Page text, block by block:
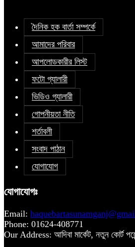
দৈনিক হক বার্তা সম্পর্কে
আমাদের পরিবার
আপলোডকারীর লিস্ট
ফটো গ্যালারী
ভিডিও গ্যালারী
গোপনীয়তা নীতি
শর্তাবলী
সংবাদ পাঠান
যোগাযোগ
যোগাযোগঃ
Email:
Phone: 01624-408771
Our Address: আদিবা মার্কেট, নতুন কোর্ট